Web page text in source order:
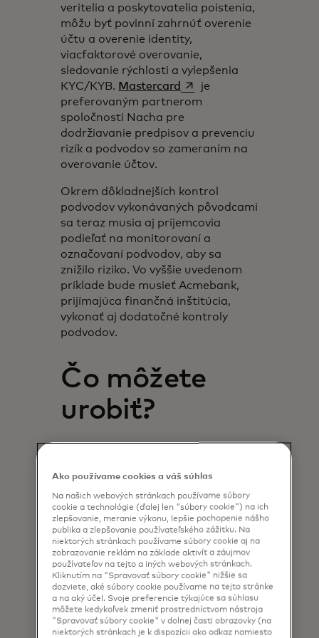
veritelia a poskytovatelia poistenia,
môžu byť povinní zahrnúť overenie
účtu a overenie identity,
viacfaktorové overovanie,
sledovanie rýchlosti a vylepšenia
KYC/KYB. Mastercard opens in a new tab
je
preferovaným partnerom
spoločnosti Nacha pre
dodržiavanie predpisov a prevenciu
rizík a podvodov so zameraním na
overovanie účtov.
Okrem dôkladnejších kontrol
podvodov vykonávaných pôvodcami
sa teraz musia aj príjemcovia
podieľať na monitorovaní a
označovaní podvodov, aby sa
znížilo riziko. Vo vyššie uvedenom
príklade bude musieť Acmebank,
prijímajúca finančná inštitúcia,
vykonať aj dodatočné kontroly
podvodov.
Čo môžete
urobiť?
finančným inštitúciám priebežne
podvodov. Medzi príklady našich
riešení patrí okamžité overenie
údajov o účte, overenie zariadenia
a identity. V spojení s inými
riešeniami na ochranu pred
podvodmi so zákazníkmi pomáhajú
zabezpečiť interakcie medzi
spotrebiteľmi a ich finančnými
poskytovateľmi.
Ako používame cookies a váš súhlas
Na našich webových stránkach používame súbory
cookie a technológie (ďalej len "súbory cookie") na ich
zlepšovanie, meranie výkonu, lepšie pochopenie nášho
publika a zlepšovanie používateľského zážitku. Na
niektorých stránkach používame súbory cookie aj na
zobrazovanie reklám na základe aktivít a záujmov
používateľov na tejto a iných webových stránkach.
Kliknutím na "Spravovať súbory cookie" nižšie sa
dozviete, aké súbory cookie používame na tejto stránke
a na aký účel. Svoje preferencie týkajúce sa súhlasu
môžete kedykoľvek zmeniť prostredníctvom nástroja
"Spravovať súbory cookie" v dolnej časti obrazovky (na
niektorých stránkach je k dispozícii ako odkaz namiesto